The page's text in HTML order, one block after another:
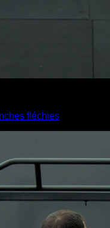
fléchies